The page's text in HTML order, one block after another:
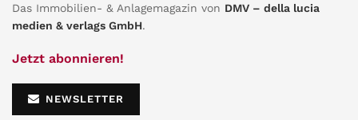
Das Immobilien- & Anlagemagazin von DMV – della lucia
medien & verlags GmbH.
Jetzt abonnieren!
NEWSLETTER